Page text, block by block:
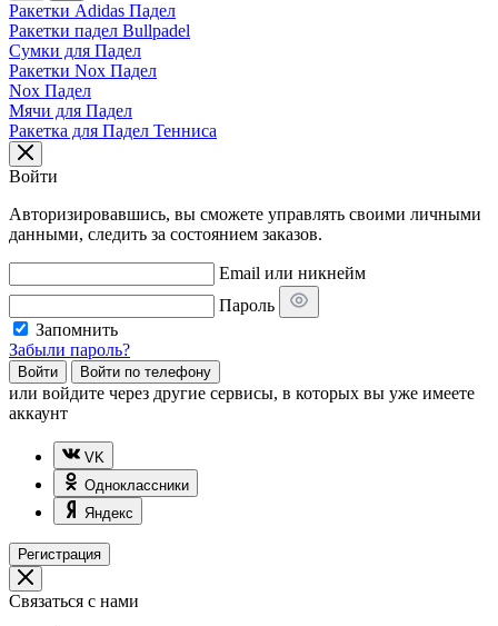
Ракетки Adidas Падел
Ракетки падел Bullpadel
Сумки для Падел
Ракетки Nox Падел
Nox Падел
Мячи для Падел
Ракетка для Падел Тенниса
Войти
Авторизировавшись, вы сможете управлять своими личными
данными, следить за состоянием заказов.
Email или никнейм
Пароль
Запомнить
Забыли пароль?
Войти Войти по телефону
или войдите через другие сервисы, в которых вы уже имеете
аккаунт
VK
Одноклассники
Яндекс
Регистрация
Связаться с нами